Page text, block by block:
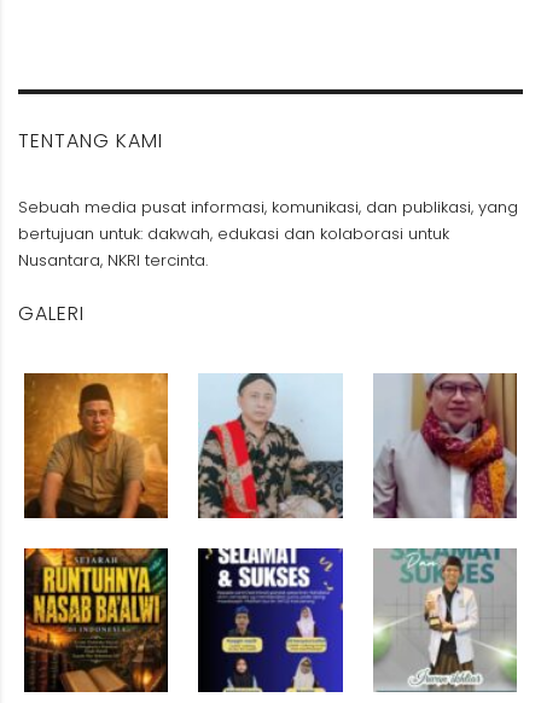
TENTANG KAMI
Sebuah media pusat informasi, komunikasi, dan publikasi, yang
bertujuan untuk: dakwah, edukasi dan kolaborasi untuk
Nusantara, NKRI tercinta.
GALERI